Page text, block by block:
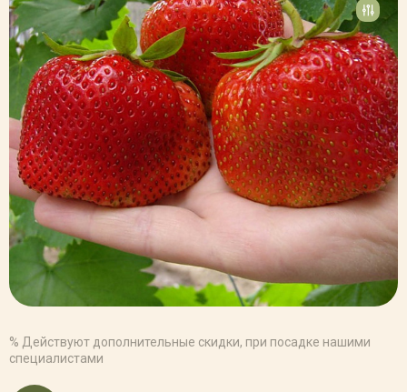
% Действуют дополнительные скидки, при посадке нашими
специалистами